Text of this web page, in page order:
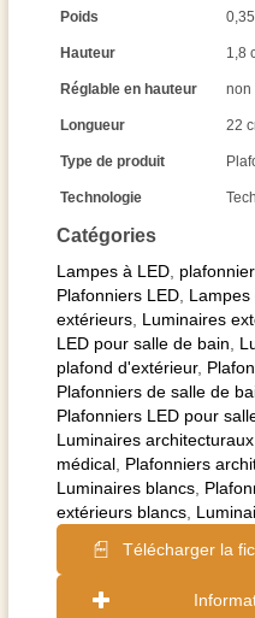
Catégories
Lampes à LED
Plafonniers LED Lampes
extérieurs Luminaires
LED pour salle de bain
plafond d'extérieur,
Plafonniers de salle de
Plafonniers LED pour
Luminaires architecturaux
médical Plafonniers
Luminaires blancs
extérieurs blancs
Télécharger la
Poids
Hauteur 1,8
Réglable en hauteur non
Longueur 22
Type de produit
Technologie